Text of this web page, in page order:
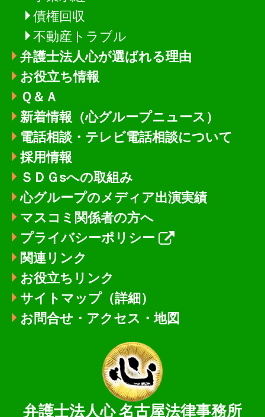
債権回収
不動産トラブル
弁護士法人心が選ばれる理由
お役立ち情報
Ｑ＆Ａ
新着情報 （心グループニュース）
電話相談・テレビ電話相談について
採用情報
ＳＤＧsへの取組み
心グループのメディア出演実績
マスコミ関係者の方へ
プライバシーポリシー
関連リンク
お役立ちリンク
サイトマップ（詳細）
お問合せ・アクセス・地図
弁護士法人心名古屋法律事務所